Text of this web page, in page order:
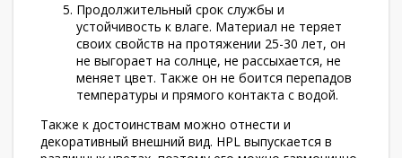
Продолжительный срок службы и
устойчивость к влаге. Материал не теряет
своих свойств на протяжении 25-30 лет, он
не выгорает на солнце, не рассыхается, не
меняет цвет. Также он не боится перепадов
температуры и прямого контакта с водой.
Также к достоинствам можно отнести и
декоративный внешний вид. HPL выпускается в